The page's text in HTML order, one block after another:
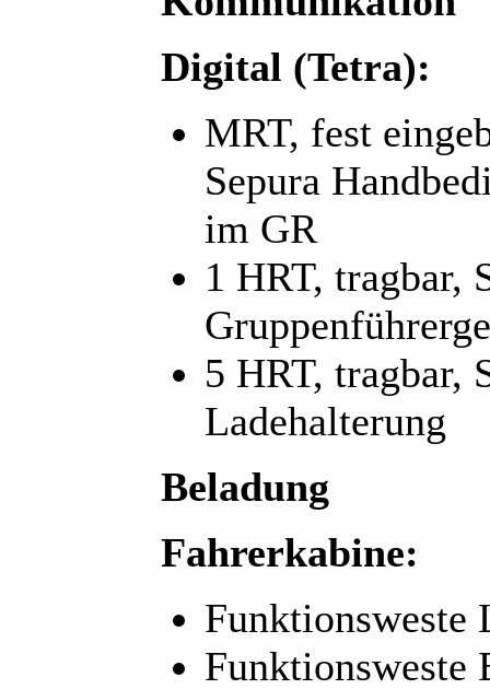
Digital (Tetra):
MRT, fest
Sepura
im GR
1 HRT, tragbar,
5 HRT, tragbar,
Ladehalterung
Beladung
Fahrerkabine:
Funktionsweste
Funktionsweste